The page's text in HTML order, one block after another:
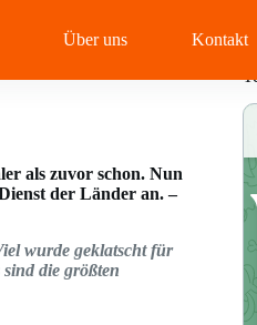
Über uns
Kontakt
als zuvor schon. Nun
der Länder an. –
wurde geklatscht für
die größten